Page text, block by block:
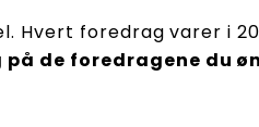
Hvert foredrag varer i
de foredragene du